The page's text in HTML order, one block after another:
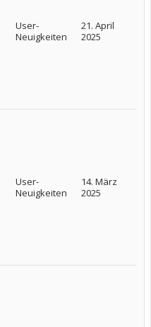
User-
Neuigkeiten
21. April
2025
User-
Neuigkeiten
14. März
2025